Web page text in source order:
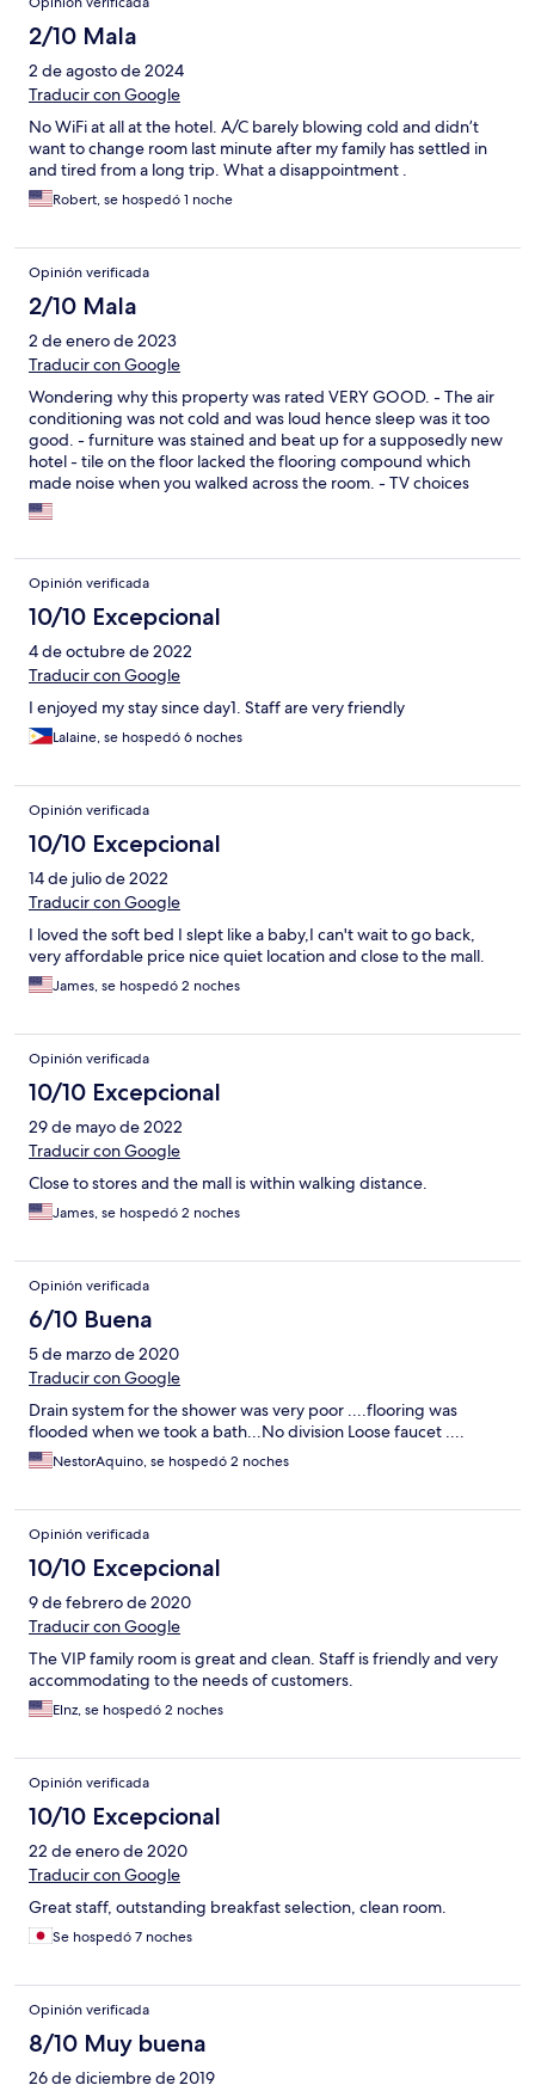
2/10 Mala
2 de agosto de 2024
Traducir con Google
No WiFi at all at the hotel. A/C barely blowing cold and didn’t
want to change room last minute after my family has settled in
and tired from a long trip. What a disappointment .
Robert, se hospedó 1 noche
Opinión verificada
2/10 Mala
2 de enero de 2023
Traducir con Google
Wondering why this property was rated VERY GOOD. - The air
conditioning was not cold and was loud hence sleep was it too
good. - furniture was stained and beat up for a supposedly new
hotel - tile on the floor lacked the flooring compound which
made noise when you walked across the room. - TV choices
were ALL blurry and poor. - The only free item in the room was
(2) bottles of water. No coffee or tea. If it’s a roof abs four walls
Opinión verificada
10/10 Excepcional
4 de octubre de 2022
Traducir con Google
I enjoyed my stay since day1. Staff are very friendly
Lalaine, se hospedó 6 noches
Opinión verificada
10/10 Excepcional
14 de julio de 2022
Traducir con Google
I loved the soft bed I slept like a baby,I can't wait to go back,
very affordable price nice quiet location and close to the mall.
James, se hospedó 2 noches
Opinión verificada
10/10 Excepcional
29 de mayo de 2022
Traducir con Google
Close to stores and the mall is within walking distance.
James, se hospedó 2 noches
Opinión verificada
6/10 Buena
5 de marzo de 2020
Traducir con Google
Drain system for the shower was very poor ....flooring was
flooded when we took a bath...No division Loose faucet ....
NestorAquino, se hospedó 2 noches
Opinión verificada
10/10 Excepcional
9 de febrero de 2020
Traducir con Google
The VIP family room is great and clean. Staff is friendly and very
accommodating to the needs of customers.
Elnz, se hospedó 2 noches
Opinión verificada
10/10 Excepcional
22 de enero de 2020
Traducir con Google
Great staff, outstanding breakfast selection, clean room.
Se hospedó 7 noches
Opinión verificada
8/10 Muy buena
26 de diciembre de 2019